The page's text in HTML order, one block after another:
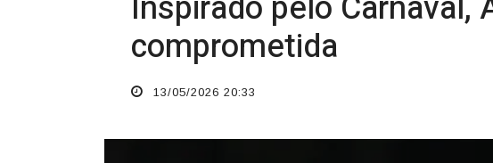
comprometida
13/05/2026 20:33